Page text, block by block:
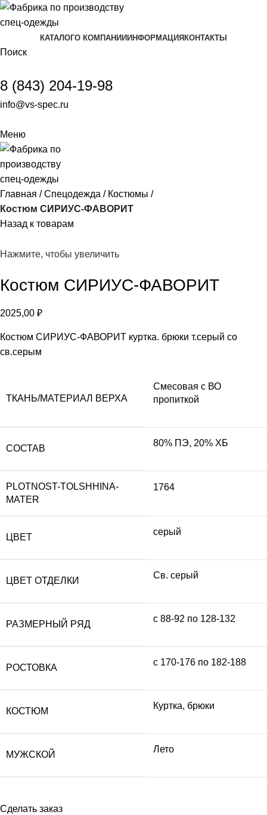
КАТАЛОГО КОМПАНИИ ИНФОРМАЦИЯ КОНТАКТЫ
Поиск
8 (843) 204-19-98
info@vs-spec.ru
Меню
Главная Спецодежда
Костюмы
Костюм СИРИУС-ФАВОРИТ
Назад к товарам
Нажмите, чтобы увеличить
Костюм СИРИУС-ФАВОРИТ
2025,00 ₽
Костюм СИРИУС-ФАВОРИТ куртка. брюки т.серый со
св.серым
ТКАНЬ/МАТЕРИАЛ ВЕРХА
Смесовая с ВО
пропиткой
СОСТАВ
80% ПЭ, 20% ХБ
PLOTNOST-TOLSHHINA-
MATER
1764
ЦВЕТ
серый
ЦВЕТ ОТДЕЛКИ
Св. серый
РАЗМЕРНЫЙ РЯД
с 88-92 по 128-132
РОСТОВКА
с 170-176 по 182-188
КОСТЮМ
Куртка, брюки
МУЖСКОЙ
Лето
Сделать заказ